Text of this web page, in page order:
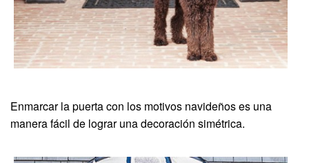
Enmarcar la puerta con los motivos navideños es una
manera fácil de lograr una decoración simétrica.